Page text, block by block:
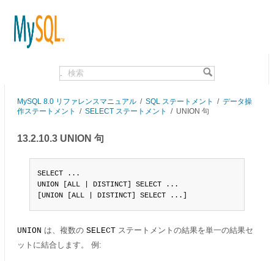
MySQL 8.0 リファレンスマニュアル / SQL ステートメント / データ操
作ステートメント
/ SELECT ステートメント / UNION 句
13.2.10.3 UNION 句
SELECT ...
UNION [ALL | DISTINCT] SELECT ...
[UNION [ALL | DISTINCT] SELECT ...]
UNION は、複数の SELECT ステートメントの結果を単一の結果セ
ットに結合します。 例: